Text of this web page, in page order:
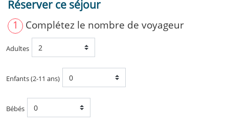
Réserver ce séjour
1 Complétez le nombre de voyageur
Adultes
Enfants (2-11 ans)
Bébés